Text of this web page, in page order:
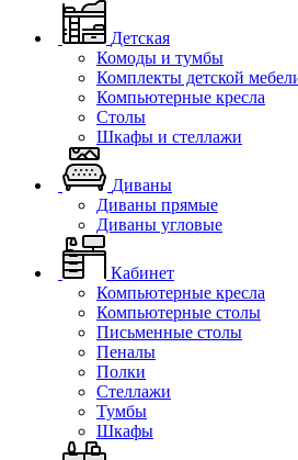
Детская
Комоды и тумбы
Комплекты детской
Компьютерные кресла
Столы
Шкафы и стеллажи
Диваны
Диваны прямые
Диваны угловые
Кабинет
Компьютерные кресла
Компьютерные столы
Письменные столы
Пеналы
Полки
Стеллажи
Тумбы
Шкафы